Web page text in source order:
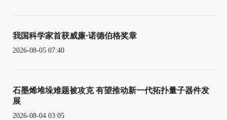
我国科学家首获威廉·诺德伯格奖章
2026-08-05 07:40
石墨烯堆垛难题被攻克 有望推动新一代拓扑量子器件发
展
2026-08-04 03:05